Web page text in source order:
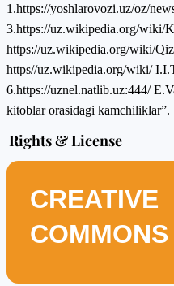
1.https://yoshlarovozi.uz/oz/
3.https://uz.wikipedia.org/wiki/
https://uz.wikipedia.org/wiki/
https//uz.wikipedia.org/wiki/
6.https://uznel.natlib.uz:444/
kitoblar orasidagi kamchiliklar”.
Rights & License
CREATIVE
COMMONS